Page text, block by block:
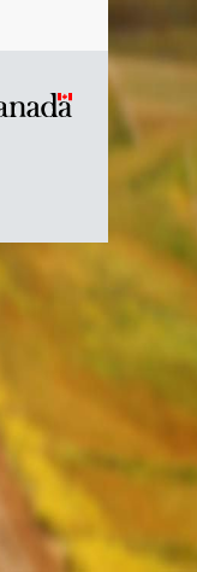
Symbole
Canada